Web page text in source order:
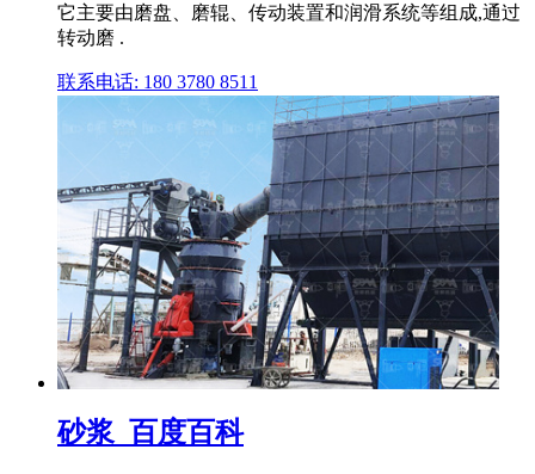
它主要由磨盘、磨辊、传动装置和润滑系统等组成,通过
转动磨 .
联系电话: 180 3780 8511
砂浆_百度百科